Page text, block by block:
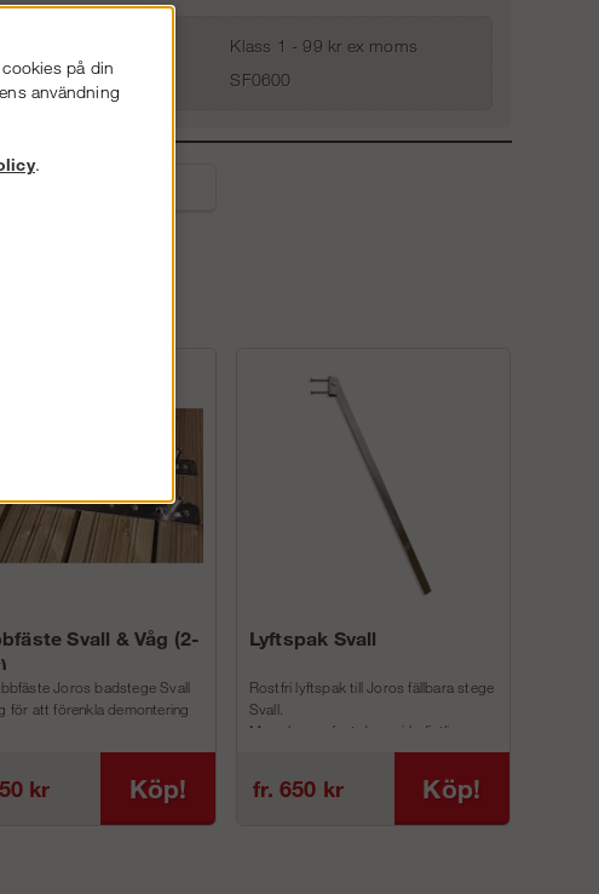
Klass 1 - 99 kr ex moms
SF0600
Svall & Våg (2-
Joros badstege Svall
för att förenkla demontering
kr Köp!
Lyftspak Svall
Rostfri lyftspak till Joros fällbara stege
Svall.
Man skruvar fast denna i befintliga
fr. 650 kr Köp!
på din
användning
.